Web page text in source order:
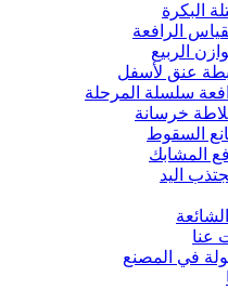
البكرة
الرافعة
الربيع
عنق لأسفل
سلسلة المرحلة
خرسانة
السقوط
المشابك
اليد
عنا
في المصنع